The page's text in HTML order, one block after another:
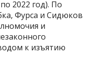
2022 год). По
Фурса и Сидюков
и
к изъятию